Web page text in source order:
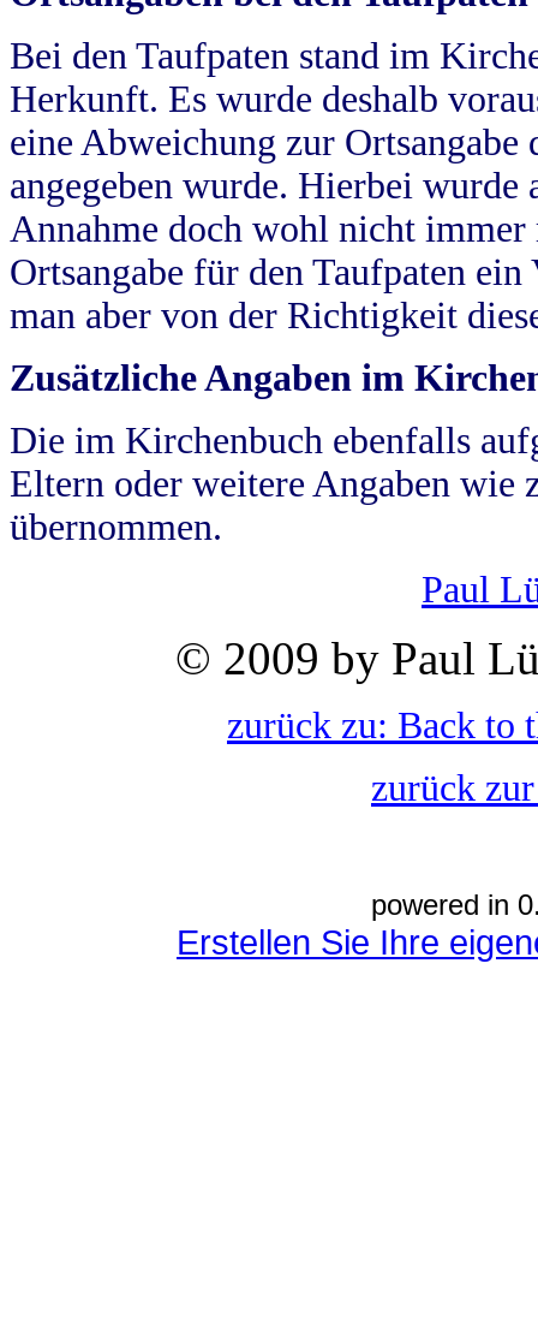
Bei den Taufpaten stand im
Herkunft. Es wurde deshalb
eine Abweichung zur
angegeben wurde. Hierbei wurde
Annahme doch wohl nicht
Ortsangabe für den Taufpaten
man aber von der Richtigkeit
Zusätzliche Angaben im
Die im Kirchenbuch ebenfalls
Eltern oder weitere Angaben wie
übernommen.
Paul
© 2009 by Paul
zurück zu: Back to
zurück
powered in
Erstellen Sie Ihre